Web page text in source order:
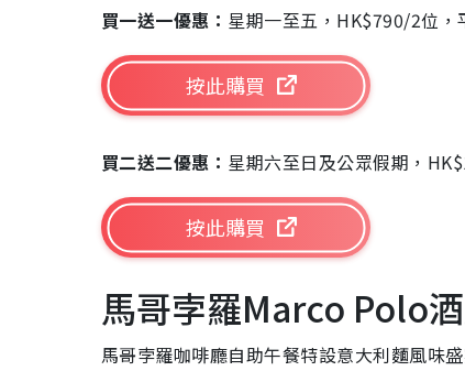
買一送一優惠： 星期一至五，HK$790/2位，
按此購買
買二送二優惠： 星期六至日及公眾假期，
按此購買
馬哥孛羅Marco Polo
馬哥孛羅咖啡廳自助午餐特設意大利麵風味